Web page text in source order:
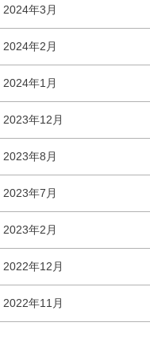
2024年3月
2024年2月
2024年1月
2023年12月
2023年8月
2023年7月
2023年2月
2022年12月
2022年11月